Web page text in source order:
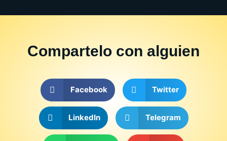
Compartelo con alguien
Facebook Twitter
LinkedIn Telegram